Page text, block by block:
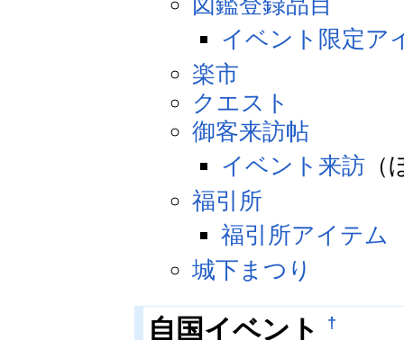
イベント限定ア
楽市
クエスト
御客来訪帖
イベント来訪
福引所
福引所アイテム
城下まつり
自国イベント †